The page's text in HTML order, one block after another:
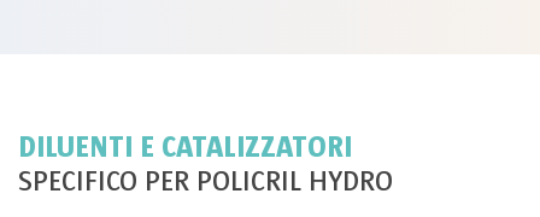
DILUENTI E CATALIZZATORI
SPECIFICO PER POLICRIL HYDRO